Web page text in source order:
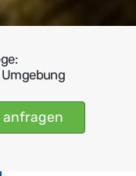
anfragen